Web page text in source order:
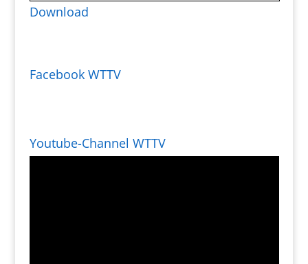
Download
Facebook WTTV
Youtube-Channel WTTV